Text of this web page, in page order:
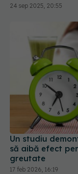
24 sep 2025, 20:55
Un studiu
să aibă efect
greutate
17 feb 2026, 16:19